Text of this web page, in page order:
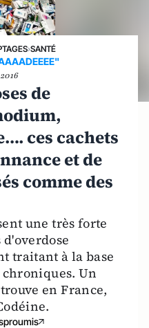
›SANTÉ
de
ces cachets
et de
comme des
une très forte
traitant à la base
Un
en France,